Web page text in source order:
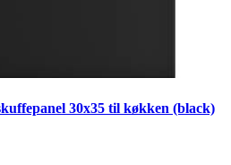
30x35 til køkken (black)